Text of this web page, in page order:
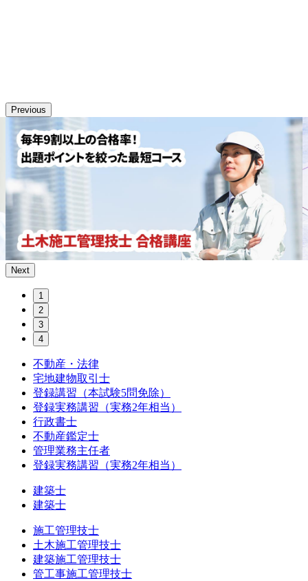
Previous
Next
1
2
3
4
不動産・法律
宅地建物取引士
登録講習（本試験5問免除）
登録実務講習（実務2年相当）
行政書士
不動産鑑定士
管理業務主任者
登録実務講習（実務2年相当）
建築士
建築士
施工管理技士
土木施工管理技士
建築施工管理技士
管工事施工管理技士